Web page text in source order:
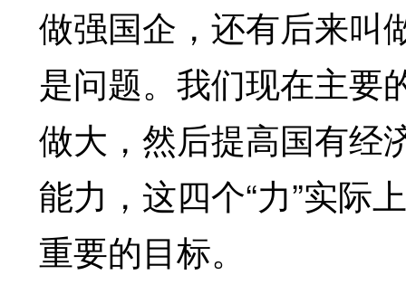
做强国企，还有后来叫
是问题。我们现在主要
做大，然后提高国有经
能力，这四个“力”实际
重要的目标。